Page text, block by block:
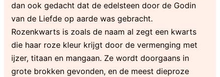
dan ook gedacht dat de edelsteen door de Godin
van de Liefde op aarde was gebracht.
Rozenkwarts is zoals de naam al zegt een kwarts
die haar roze kleur krijgt door de vermenging met
ijzer, titaan en mangaan. Ze wordt doorgaans in
grote brokken gevonden, en de meest dieproze